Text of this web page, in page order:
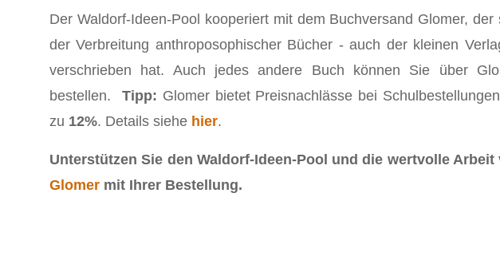
Der Waldorf-Ideen-Pool kooperiert mit dem Buchversand Glomer, der
der Verbreitung anthroposophischer Bücher - auch der kleinen
verschrieben hat. Auch jedes andere Buch können Sie über
bestellen. Tipp: Glomer bietet Preisnachlässe bei
zu 12%. Details siehe hier.
Unterstützen Sie den Waldorf-Ideen-Pool und die wertvolle Arbeit
Glomer mit Ihrer Bestellung.